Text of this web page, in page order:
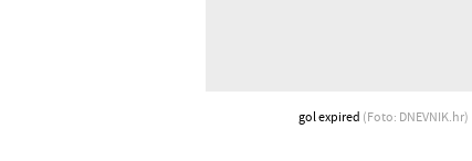
gol expired (Foto: DNEVNIK.hr)